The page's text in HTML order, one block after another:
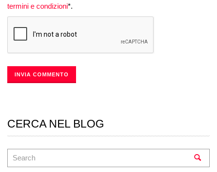
termini e condizioni*.
CERCA NEL BLOG